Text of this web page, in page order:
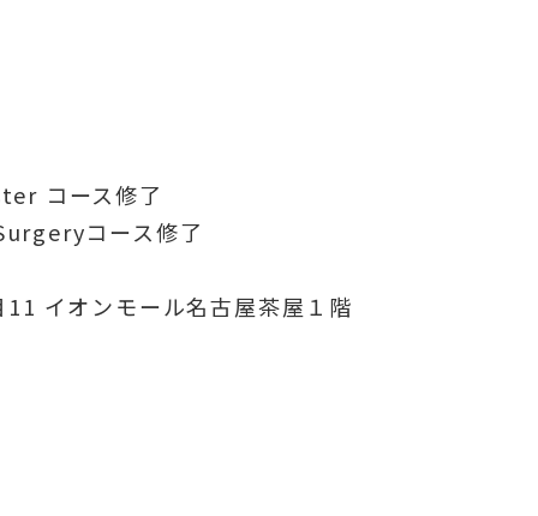
コース修了
コース修了
イオンモール名古屋茶屋１階